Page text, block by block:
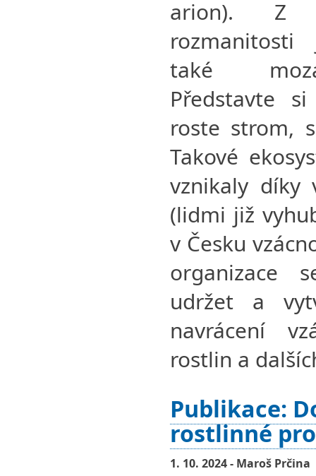
arion). Z
také
Představte
roste strom,
Takové
vznikaly díky
(lidmi již
v Česku
organizace
udržet a
navrácení
rostlin a
Publikace:
rostlinné
1. 10. 2024 - Maroš Prčina